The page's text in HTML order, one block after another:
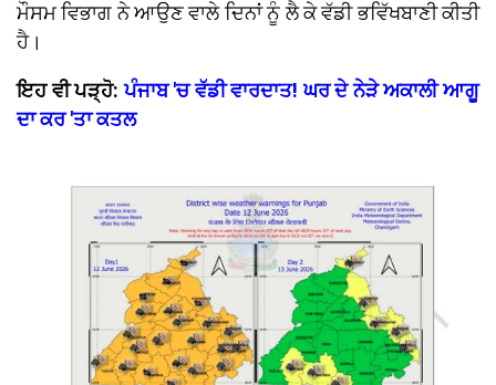
ਮੌਸਮ ਵਿਭਾਗ ਨੇ ਆਉਣ ਵਾਲੇ ਦਿਨਾਂ ਨੂੰ ਲੈ ਕੇ ਵੱਡੀ ਭਵਿੱਖਬਾਣੀ ਕੀਤੀ
ਹੈ।
ਇਹ ਵੀ ਪੜ੍ਹੋ:ਪੰਜਾਬ 'ਚ ਵੱਡੀ ਵਾਰਦਾਤ! ਘਰ ਦੇ ਨੇੜੇ ਅਕਾਲੀ ਆਗੂ
ਦਾ ਕਰ 'ਤਾ ਕਤਲ